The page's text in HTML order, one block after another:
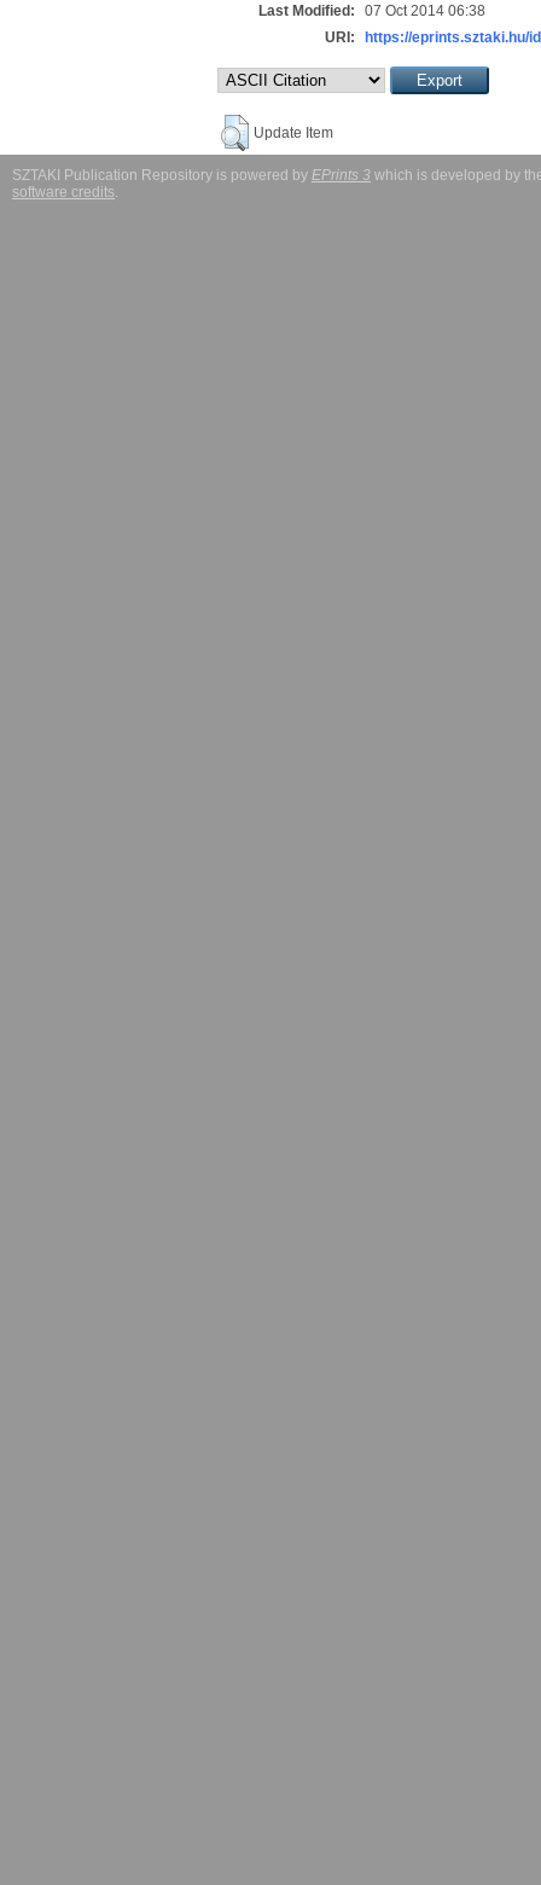
Last Modified:
07 Oct 2014 06:38
URI:
https://eprints.sztaki.hu/
Update Item
SZTAKI Publication Repository is powered by EPrints 3 which is developed by
software credits.